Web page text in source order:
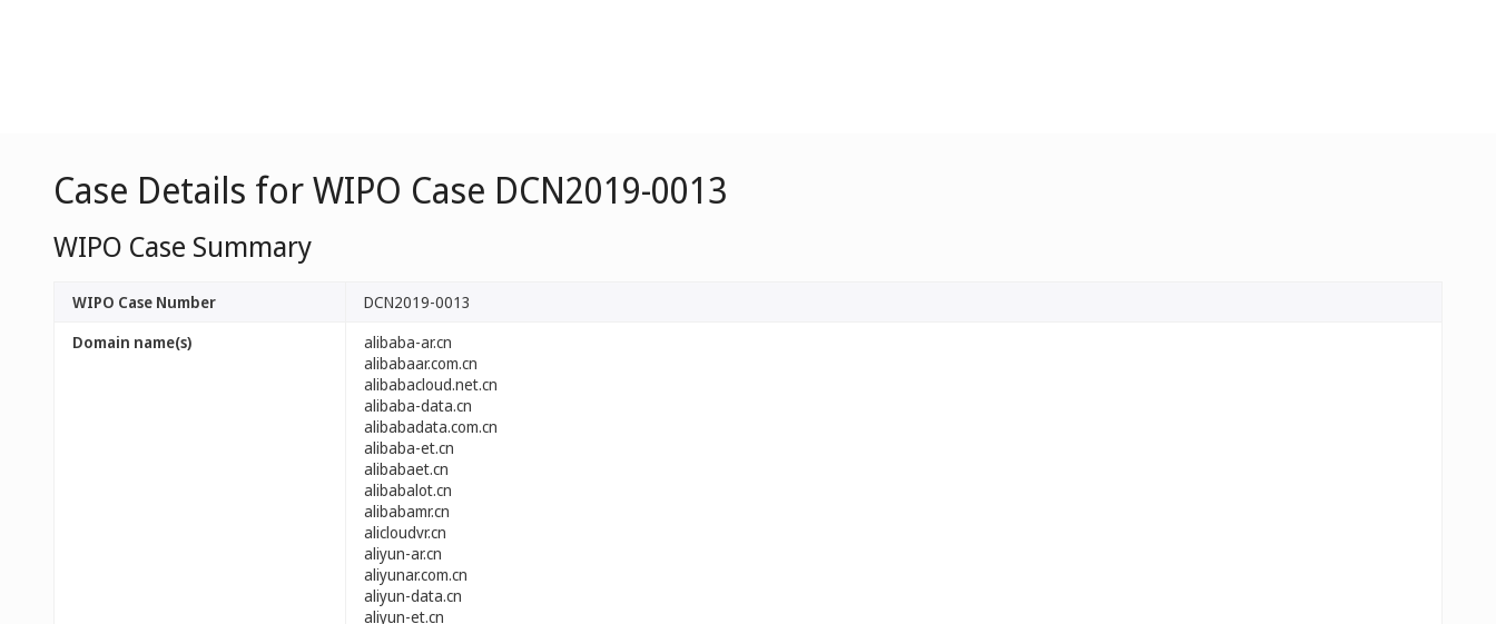
Case Details for WIPO Case DCN2019-0013
WIPO Case Summary
WIPO Case Number
DCN2019-0013
Domain name(s)
alibaba-ar.cn
alibabaar.com.cn
alibabacloud.net.cn
alibaba-data.cn
alibabadata.com.cn
alibaba-et.cn
alibabaet.cn
alibabalot.cn
alibabamr.cn
alicloudvr.cn
aliyun-ar.cn
aliyunar.com.cn
aliyun-data.cn
aliyun-et.cn